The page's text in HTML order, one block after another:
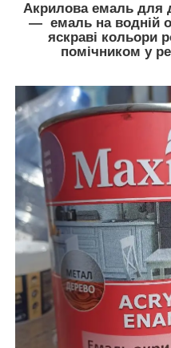
Акрилова емаль для
— емаль на водній
яскраві кольори
помічником у